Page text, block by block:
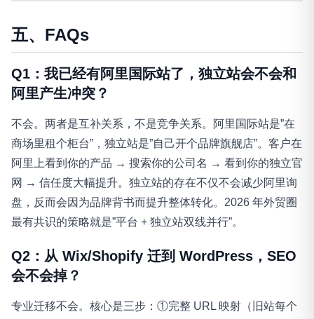
五、FAQs
Q1：我已经有阿里国际站了，独立站会不会和
阿里产生冲突？
不会。两者是互补关系，不是竞争关系。阿里国际站是”在
商场里租个柜台”，独立站是”自己开个品牌旗舰店”。客户在
阿里上看到你的产品 → 搜索你的公司名 → 看到你的独立官
网 → 信任度大幅提升。独立站的存在不仅不会减少阿里询
盘，反而会因为品牌背书而提升整体转化。2026 年外贸圈
最有共识的策略就是”平台 + 独立站双线并行”。
Q2：从 Wix/Shopify 迁到 WordPress，SEO
会不会掉？
专业迁移不会。核心是三步：①完整 URL 映射（旧站每个